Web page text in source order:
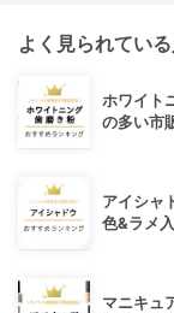
よく見られてい
ホワイト
の多い市
アイシャ
色&ラメ
マニキュ